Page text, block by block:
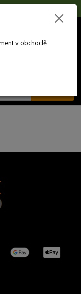
SLEVA6
v obchodě: